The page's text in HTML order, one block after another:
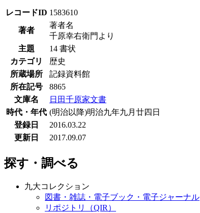
レコードID 1583610
著者
著者名
千原幸右衛門より
主題
14 書状
カテゴリ
歴史
所蔵場所
記録資料館
所在記号
8865
文庫名
日田千原家文書
時代・年代 (明治以降)明治九年九月廿四日
登録日
2016.03.22
更新日
2017.09.07
探す・調べる
九大コレクション
図書・雑誌・電子ブック・電子ジャーナル
リポジトリ（QIR）